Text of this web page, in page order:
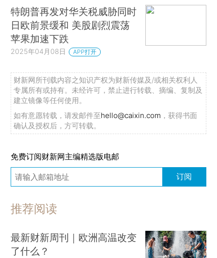
特朗普再发对华关税威胁同时
日欧前景缓和 美股剧烈震荡
苹果加速下跌
2025年04月08日 APP打开
财新网所刊载内容之知识产权为财新传媒及/或相关权利人
专属所有或持有。未经许可，禁止进行转载、摘编、复制及
建立镜像等任何使用。
如有意愿转载，请发邮件至hello@caixin.com ，获得书面
确认及授权后，方可转载。
免费订阅财新网主编精选版电邮
订阅
推荐阅读
最新财新周刊｜欧洲高温改变
了什么？